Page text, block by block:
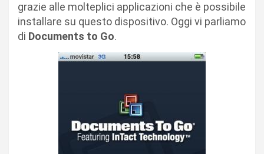
grazie alle molteplici applicazioni che è possibile
installare su questo dispositivo. Oggi vi parliamo
di Documents to Go.